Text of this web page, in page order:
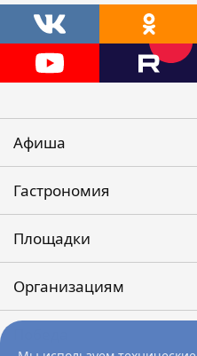
Афиша
Гастрономия
Площадки
Организациям